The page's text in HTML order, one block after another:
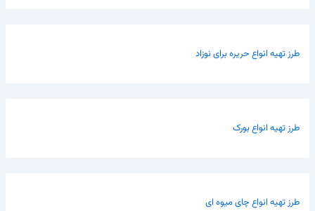
طرز تهیه انواع حریره برای نوزاد
طرز تهیه انواع بورک
طرز تهیه انواع چای میوه ای